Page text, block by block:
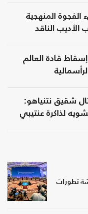
الفجوة المنهجية
الأديب الناقد
قادة العالم
شقيق نتنياهو:
لذاكرة عنتيبي
"أستانا13" لمناقشة تطورات